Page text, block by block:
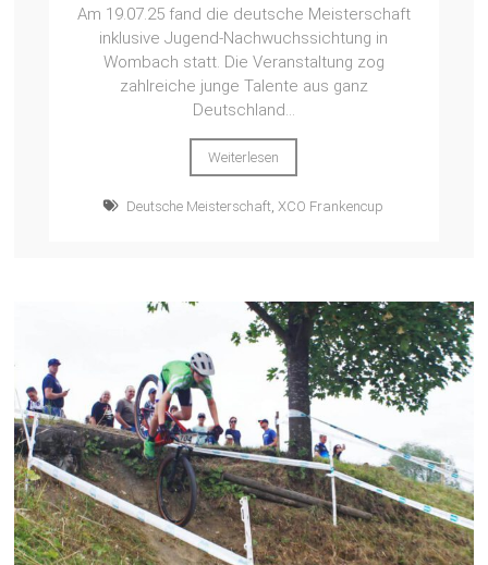
Am 19.07.25 fand die deutsche Meisterschaft
inklusive Jugend-Nachwuchssichtung in
Wombach statt. Die Veranstaltung zog
zahlreiche junge Talente aus ganz
Deutschland...
Weiterlesen
Deutsche Meisterschaft, XCO Frankencup